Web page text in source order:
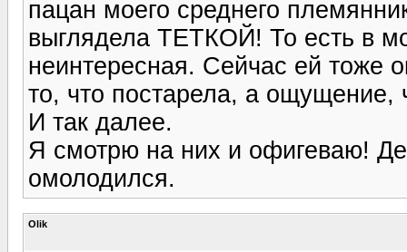
пацан моего среднего
выглядела ТЕТКОЙ! То есть в
неинтересная. Сейчас ей тоже
то, что постарела, а ощущение,
И так далее.
Я смотрю на них и офигеваю!
омолодился.
Olik